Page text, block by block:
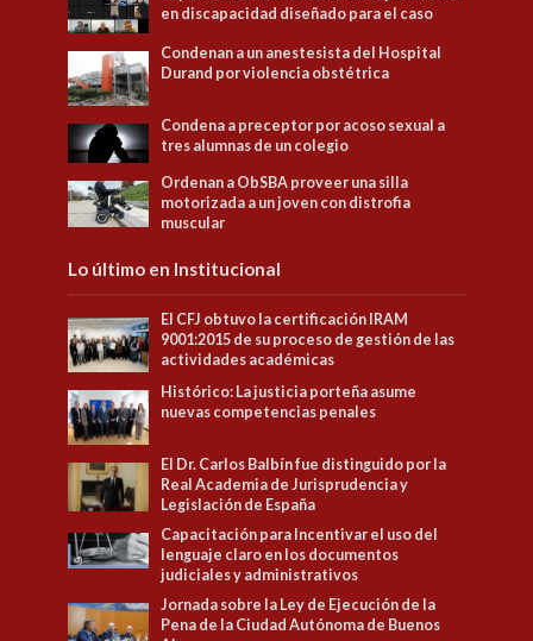
en discapacidad diseñado para el caso
Condenan a un anestesista del Hospital
Durand por violencia obstétrica
Condena a preceptor por acoso sexual a
tres alumnas de un colegio
Ordenan a ObSBA proveer una silla
motorizada a un joven con distrofia
muscular
Lo último en Institucional
El CFJ obtuvo la certificación IRAM
9001:2015 de su proceso de gestión de las
actividades académicas
Histórico: La justicia porteña asume
nuevas competencias penales
El Dr. Carlos Balbín fue distinguido por la
Real Academia de Jurisprudencia y
Legislación de España
Capacitación para Incentivar el uso del
lenguaje claro en los documentos
judiciales y administrativos
Jornada sobre la Ley de Ejecución de la
Pena de la Ciudad Autónoma de Buenos